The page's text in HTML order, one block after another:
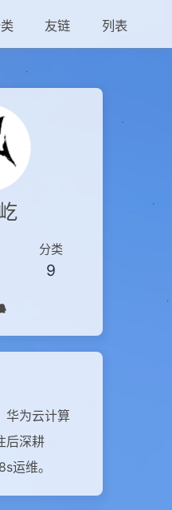
友链 列表
分类
9
华为云计算
后深耕
运维。